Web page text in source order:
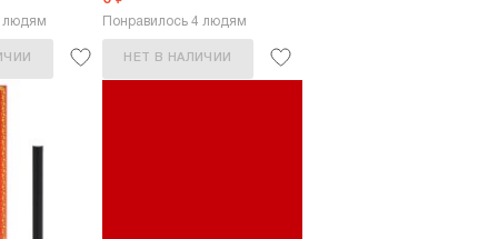
людям Понравилось 4 людям
НЕТ В НАЛИЧИИ